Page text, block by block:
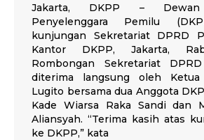
Jakarta, DKPP – Dewan
Penyelenggara Pemilu
kunjungan Sekretariat DPRD
Kantor DKPP, Jakarta,
Rombongan Sekretariat
diterima langsung oleh
Lugito bersama dua Anggota
Kade Wiarsa Raka Sandi dan
Aliansyah. “Terima kasih atas
ke DKPP,” kata